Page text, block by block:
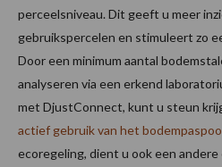
perceelsniveau. Dit geeft u meer
gebruikspercelen en stimuleert zo
Door een minimum aantal
analyseren via een erkend
met DjustConnect, kunt u steun
actief gebruik van het
ecoregeling, dient u ook een